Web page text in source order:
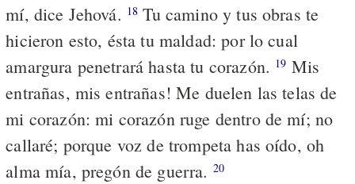
mí, dice Jehová. 18 Tu camino y tus obras te
hicieron esto, ésta tu maldad: por lo cual
amargura penetrará hasta tu corazón. 19 Mis
entrañas, mis entrañas! Me duelen las telas de
mi corazón: mi corazón ruge dentro de mí; no
callaré; porque voz de trompeta has oído, oh
alma mía, pregón de guerra. 20